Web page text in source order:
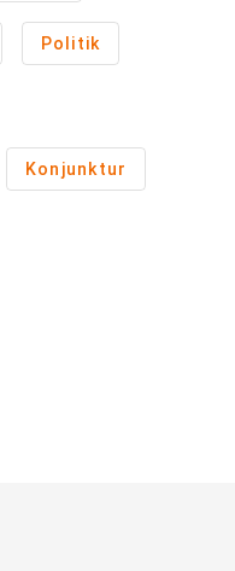
Politik
Konjunktur